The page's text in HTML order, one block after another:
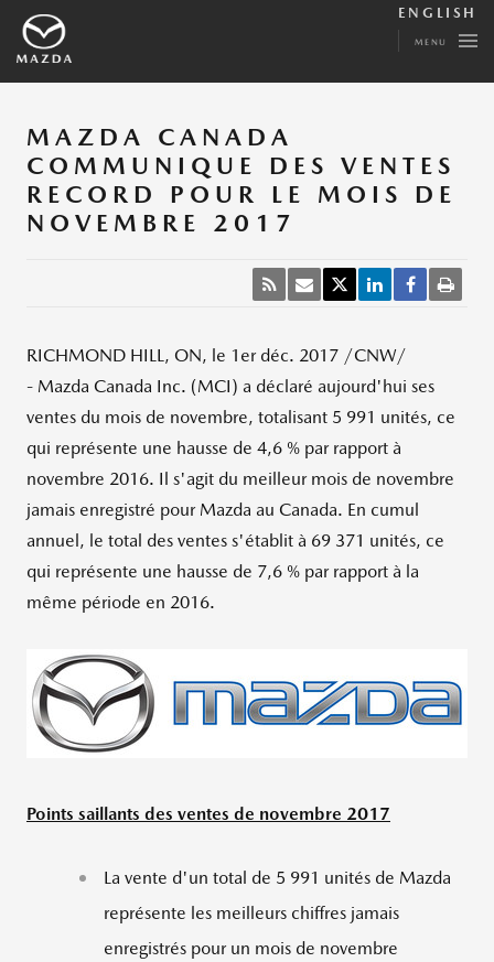
ENGLISH
MENU
MAZDA CANADA
COMMUNIQUE DES VENTES
RECORD POUR LE MOIS DE
NOVEMBRE 2017
RICHMOND HILL, ON, le 1er déc. 2017 /CNW/
- Mazda Canada Inc. (MCI) a déclaré aujourd'hui ses
ventes du mois de novembre, totalisant 5 991 unités, ce
qui représente une hausse de 4,6 % par rapport à
novembre 2016. Il s'agit du meilleur mois de novembre
jamais enregistré pour Mazda au Canada. En cumul
annuel, le total des ventes s'établit à 69 371 unités, ce
qui représente une hausse de 7,6 % par rapport à la
même période en 2016.
Points saillants des ventes de novembre 2017
La vente d'un total de 5 991 unités de Mazda
représente les meilleurs chiffres jamais
enregistrés pour un mois de novembre